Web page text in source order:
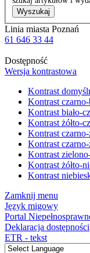
Wyszukaj
Linia miasta Poznań
61 646 33 44
Dostępność
Wersja kontrastowa
Kontrast
Kontrast czarno-
Kontrast biało-
Kontrast żółto-
Kontrast czarno-
Kontrast
Kontrast
Kontrast żółto-
Kontrast
Zamknij menu
Język migowy
Portal
Deklaracja dostępności
ETR - tekst